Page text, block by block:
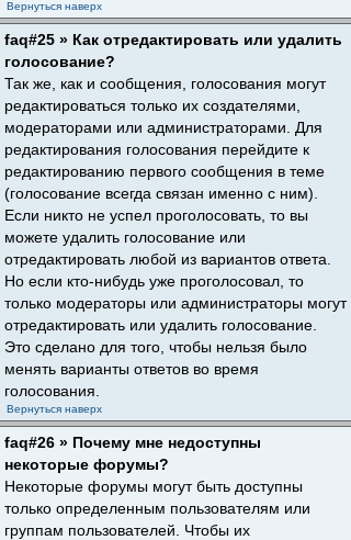
Вернуться наверх
faq#25 » Как отредактировать или удалить
голосование?
Так же, как и сообщения, голосования могут
редактироваться только их создателями,
модераторами или администраторами. Для
редактирования голосования перейдите к
редактированию первого сообщения в теме
(голосование всегда связан именно с ним).
Если никто не успел проголосовать, то вы
можете удалить голосование или
отредактировать любой из вариантов ответа.
Но если кто-нибудь уже проголосовал, то
только модераторы или администраторы могут
отредактировать или удалить голосование.
Это сделано для того, чтобы нельзя было
менять варианты ответов во время
голосования.
Вернуться наверх
faq#26 » Почему мне недоступны
некоторые форумы?
Некоторые форумы могут быть доступны
только определенным пользователям или
группам пользователей. Чтобы их